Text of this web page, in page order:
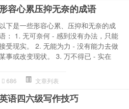
形容心累压抑无奈的成语
以下是一些形容心累、压抑和无奈的成
： 1. 无可奈何 - 感到没有办法，只能
受现实。 2. 无能为力 - 没有能力去做
事或改变现状。 3. 万不得已 - 实在
686 文章列表
语四六级写作技巧